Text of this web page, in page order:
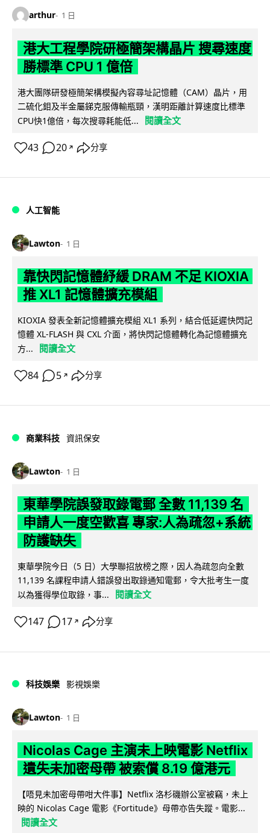
arthur 1 日
港大工程學院研極簡架構晶片 搜尋速度
勝標準 CPU 1 億倍
港大團隊研發極簡架構模擬內容尋址記憶體（CAM）晶片，用
二硫化鉬及半金屬銻克服傳輸瓶頸，漢明距離計算速度比標準
CPU快1億倍，每次搜尋耗能低...
閱讀全文
43 20 ↗ 分享
人工智能
Lawton 1 日
靠快閃記憶體紓緩 DRAM 不足 KIOXIA
推 XL1 記憶體擴充模組
KIOXIA 發表全新記憶體擴充模組 XL1 系列，結合低延遲快閃記
憶體 XL-FLASH 與 CXL 介面，將快閃記憶體轉化為記憶體擴充
方...
閱讀全文
84 5 ↗ 分享
商業科技 資訊保安
Lawton 1 日
東華學院誤發取錄電郵 全數 11,139 名
申請人一度空歡喜 專家:人為疏忽+系統
防護缺失
東華學院今日（5 日）大學聯招放榜之際，因人為疏忽向全數
11,139 名課程申請人錯誤發出取錄通知電郵，令大批考生一度
以為獲得學位取錄，事...
閱讀全文
147 17 ↗ 分享
科技娛樂 影視娛樂
Lawton 1 日
Nicolas Cage 主演未上映電影 Netflix
遺失未加密母帶 被索償 8.19 億港元
【唔見未加密母帶咁大件事】Netflix 洛杉磯辦公室被竊，未上
映的 Nicolas Cage 電影《Fortitude》母帶亦告失蹤。電影...
閱讀全文